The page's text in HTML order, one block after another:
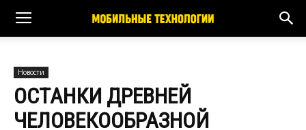
Новости
ОСТАНКИ ДРЕВНЕЙ
ЧЕЛОВЕКООБРАЗНОЙ